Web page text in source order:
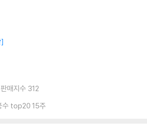
판매지수 312
수 top20 15주